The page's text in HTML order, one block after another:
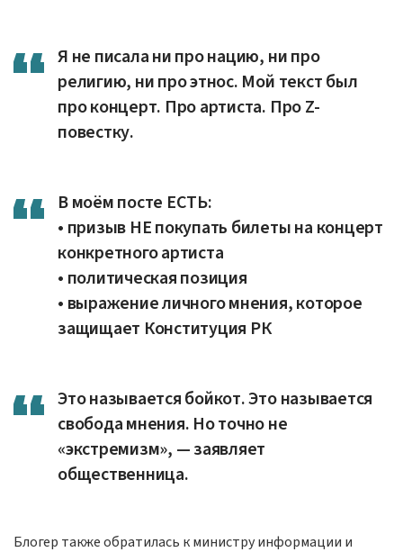
Я не писала ни про нацию, ни про
религию, ни про этнос. Мой текст был
про концерт. Про артиста. Про Z-
повестку.
В моём посте ЕСТЬ:
• призыв НЕ покупать билеты на концерт
конкретного артиста
• политическая позиция
• выражение личного мнения, которое
защищает Конституция РК
Это называется бойкот. Это называется
свобода мнения. Но точно не
«экстремизм», — заявляет
общественница.
Блогер также обратилась к министру информации и